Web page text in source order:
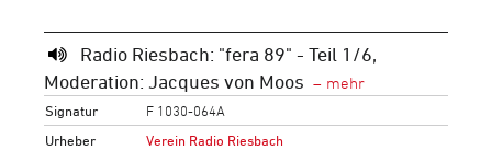
Radio Riesbach: "fera 89" - Teil 1/6,
Moderation: Jacques von Moos
Signatur
F 1030-064A
Urheber
Verein Radio Riesbach